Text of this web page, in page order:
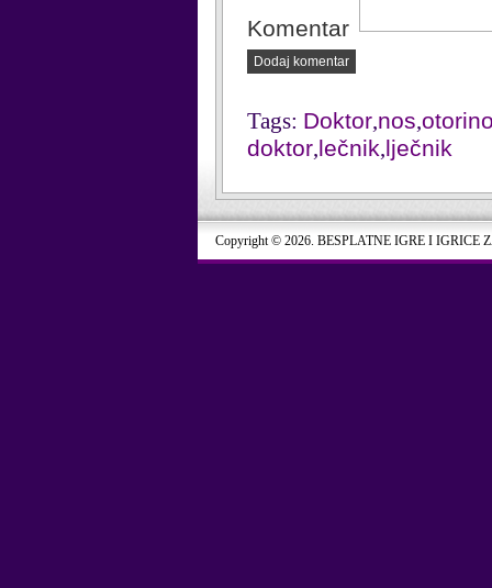
Komentar
Dodaj komentar
Tags: Doktor,nos,
doktor,lečnik,lječnik
Copyright © 2026. BESPLATNE IGRE I IGRICE